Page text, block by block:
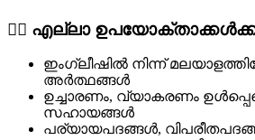
🧍‍♂️ എല്ലാ
ഇംഗ്ലീഷിൽ നിന്ന്
അർത്ഥങ്ങൾ
ഉച്ചാരണം, വ്യാകരണം
സഹായങ്ങൾ
പര്യായപദങ്ങൾ,